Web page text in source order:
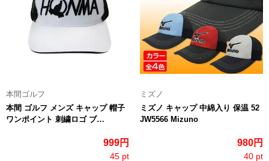
本間ゴルフ
本間 ゴルフ メンズ キャップ 帽子
ワンポイント 刺繍ロゴ ブ…
999円
45 pt
ミズノ
ミズノ キャップ 中綿入り 保温 52
JW5566 Mizuno
980円
40 pt